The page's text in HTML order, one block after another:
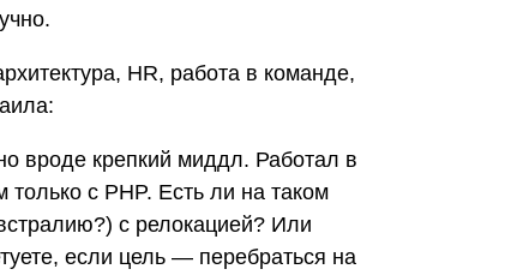
HR, работа в команде,
вроде крепкий миддл. Работал в
с PHP. Есть ли на таком
с релокацией? Или
если цель — перебраться на